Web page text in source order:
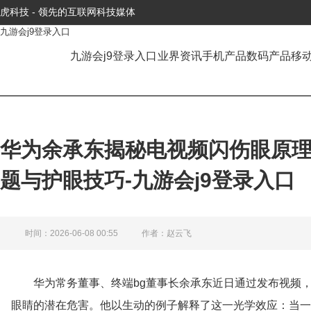
虎科技 - 领先的互联网科技媒体
九游会j9登录入口
九游会j9登录入口 业界资讯手机产品数码产品移
华为余承东揭秘电视频闪伤眼原
题与护眼技巧-九游会j9登录入口
时间：2026-06-08 00:55 作者：赵云飞
华为常务董事、终端bg董事长余承东近日通过发布视频
眼睛的潜在危害。他以生动的例子解释了这一光学效应：当